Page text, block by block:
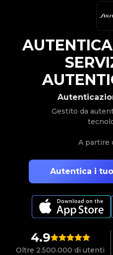
4.9
Oltre 2.500.000 di utenti
Autentica i
Gestito da
A partire
AUTENTICA